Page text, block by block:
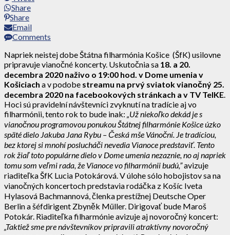
Share
Share
Email
Comments
Napriek neistej dobe Štátna filharmónia Košice (ŠfK) usilovne
pripravuje vianočné koncerty. Uskutočnia sa 18. a 20.
decembra 2020 naživo o 19:00 hod. v Dome umenia v
Košiciach a v podobe streamu na prvý sviatok vianočný 25.
decembra 2020 na facebookových stránkach a v TV TelKE
Hoci sú pravidelní návštevníci zvyknutí na tradície aj vo
filharmónii, tento rok to bude inak: „Už niekoľko dekád je s
vianočnou programovou ponukou Štátnej filharmónie Košice úzko
späté dielo Jakuba Jana Rybu – Česká mše Vánoční. Je tradíciou,
bez ktorej si mnohí poslucháči nevedia Vianoce predstaviť. Tento
rok žiaľ toto populárne dielo v Dome umenia nezaznie, no aj napriek
tomu som veľmi rada, že Vianoce vo filharmónii budú,”avizuje
riaditeľka ŠfK Lucia Potokárová. V úlohe sólo hobojistov sa na
vianočných koncertoch predstavia rodáčka z Košíc Iveta
Hylasová Bachmannová, členka prestížnej Deutsche Oper
Berlin a šéfdirigent Zbyněk Müller. Dirigovať bude Maroš
Potokár. Riaditeľka filharmónie avizuje aj novoročný koncert:
„Taktiež sme pre návštevníkov pripravili atraktívny novoročný